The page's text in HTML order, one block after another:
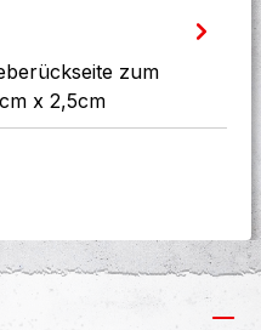
zum
x 2,5cm